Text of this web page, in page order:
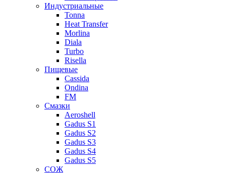
Индустриальные
Tonna
Heat Transfer
Morlina
Diala
Turbo
Risella
Пищевые
Cassida
Ondina
FM
Смазки
Aeroshell
Gadus S1
Gadus S2
Gadus S3
Gadus S4
Gadus S5
СОЖ